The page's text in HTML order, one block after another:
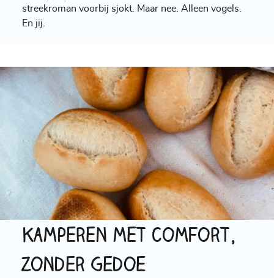
streekroman voorbij sjokt. Maar nee. Alleen vogels.
En jij.
Kamperen met comfort,
zonder gedoe